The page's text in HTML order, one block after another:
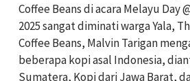
Coffee Beans di acara Melayu Day
2025 sangat diminati warga Yala,
Coffee Beans, Malvin Tarigan
beberapa kopi asal Indonesia,
Sumatera, Kopi dari Jawa Barat,